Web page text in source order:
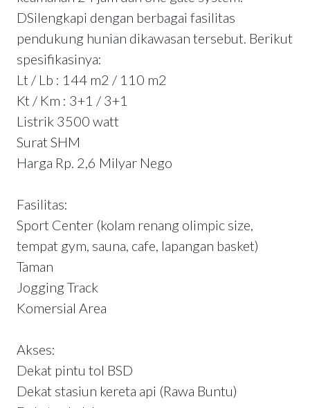
DSilengkapi dengan berbagai fasilitas
pendukung hunian dikawasan tersebut. Berikut
spesifikasinya:
Lt / Lb : 144 m2 / 110 m2
Kt / Km : 3+1 / 3+1
Listrik 3500 watt
Surat SHM
Harga Rp. 2,6 Milyar Nego
Fasilitas:
Sport Center (kolam renang olimpic size,
tempat gym, sauna, cafe, lapangan basket)
Taman
Jogging Track
Komersial Area
Akses:
Dekat pintu tol BSD
Dekat stasiun kereta api (Rawa Buntu)